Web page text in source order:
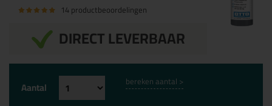
14 productbeoordelingen
DIRECT LEVERBAAR
Aantal bereken aantal >